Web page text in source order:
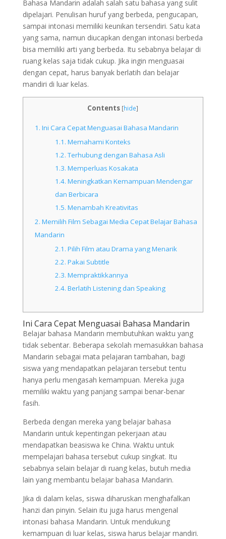
Bahasa Mandarin adalah salah satu bahasa yang sulit
dipelajari. Penulisan huruf yang berbeda, pengucapan,
sampai intonasi memiliki keunikan tersendiri. Satu kata
yang sama, namun diucapkan dengan intonasi berbeda
bisa memiliki arti yang berbeda. Itu sebabnya belajar di
ruang kelas saja tidak cukup. Jika ingin menguasai
dengan cepat, harus banyak berlatih dan belajar
mandiri di luar kelas.
Contents [hide]
1. Ini Cara Cepat Menguasai Bahasa Mandarin
1.1. Memahami Konteks
1.2.Terhubung dengan Bahasa Asli
1.3. Memperluas Kosakata
1.4. Meningkatkan Kemampuan Mendengar
dan Berbicara
1.5. Menambah Kreativitas
2. Memilih Film Sebagai Media Cepat Belajar Bahasa
Mandarin
2.1. Pilih Film atau Drama yang Menarik
2.2. Pakai Subtitle
2.3. Mempraktikkannya
2.4. Berlatih Listening dan Speaking
Ini Cara Cepat Menguasai Bahasa Mandarin
Belajar bahasa Mandarin membutuhkan waktu yang
tidak sebentar. Beberapa sekolah memasukkan bahasa
Mandarin sebagai mata pelajaran tambahan, bagi
siswa yang mendapatkan pelajaran tersebut tentu
hanya perlu mengasah kemampuan. Mereka juga
memiliki waktu yang panjang sampai benar-benar
fasih.
Berbeda dengan mereka yang belajar bahasa
Mandarin untuk kepentingan pekerjaan atau
mendapatkan beasiswa ke China. Waktu untuk
mempelajari bahasa tersebut cukup singkat. Itu
sebabnya selain belajar di ruang kelas, butuh media
lain yang membantu belajar bahasa Mandarin.
Jika di dalam kelas, siswa diharuskan menghafalkan
hanzi dan pinyin. Selain itu juga harus mengenal
intonasi bahasa Mandarin. Untuk mendukung
kemampuan di luar kelas, siswa harus belajar mandiri.